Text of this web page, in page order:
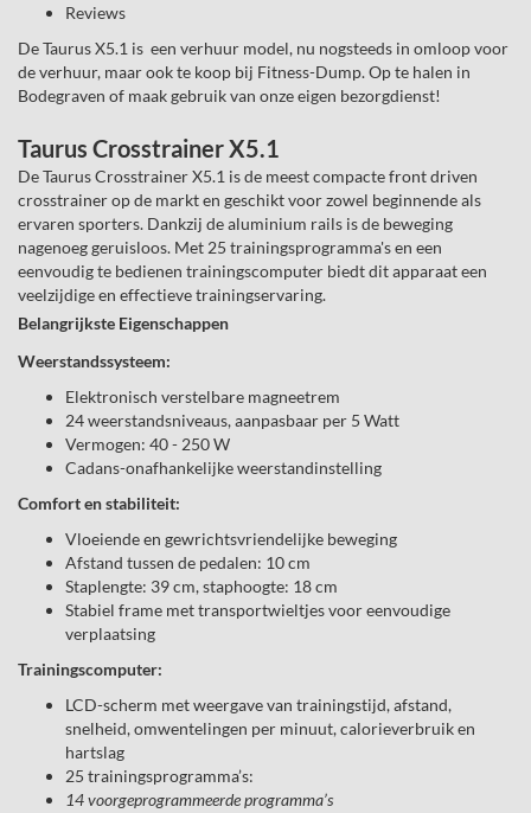
Reviews
De Taurus X5.1 is een verhuur model, nu nogsteeds in omloop voor
de verhuur, maar ook te koop bij Fitness-Dump. Op te halen in
Bodegraven of maak gebruik van onze eigen bezorgdienst!
Taurus Crosstrainer X5.1
De Taurus Crosstrainer X5.1 is de meest compacte front driven
crosstrainer op de markt en geschikt voor zowel beginnende als
ervaren sporters. Dankzij de aluminium rails is de beweging
nagenoeg geruisloos. Met 25 trainingsprogramma's en een
eenvoudig te bedienen trainingscomputer biedt dit apparaat een
veelzijdige en effectieve trainingservaring.
Belangrijkste Eigenschappen
Weerstandssysteem:
Elektronisch verstelbare magneetrem
24 weerstandsniveaus, aanpasbaar per 5 Watt
Vermogen: 40 - 250 W
Cadans-onafhankelijke weerstandinstelling
Comfort en stabiliteit:
Vloeiende en gewrichtsvriendelijke beweging
Afstand tussen de pedalen: 10 cm
Staplengte: 39 cm, staphoogte: 18 cm
Stabiel frame met transportwieltjes voor eenvoudige
verplaatsing
Trainingscomputer:
LCD-scherm met weergave van trainingstijd, afstand,
snelheid, omwentelingen per minuut, calorieverbruik en
hartslag
25 trainingsprogramma’s:
14 voorgeprogrammeerde programma’s